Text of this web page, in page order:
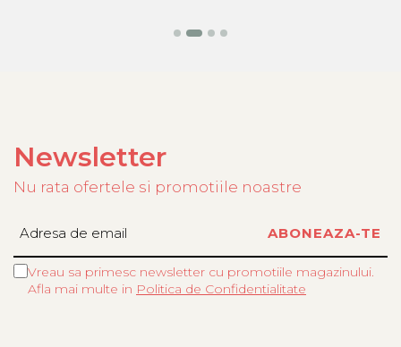
Newsletter
Nu rata ofertele si promotiile noastre
Vreau sa primesc newsletter cu promotiile magazinului.
Afla mai multe in Politica de Confidentialitate